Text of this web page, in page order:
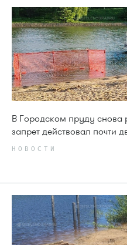
В Городском пруду
запрет действовал почти
НОВОСТИ